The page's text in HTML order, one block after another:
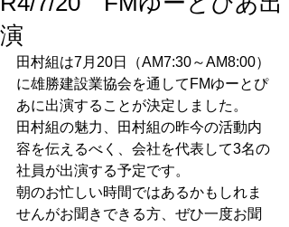
演
田村組は7月20日（AM7:30～AM8:00）
に雄勝建設業協会を通してFMゆーとぴ
あに出演することが決定しました。
田村組の魅力、田村組の昨今の活動内
容を伝えるべく、会社を代表して3名の
社員が出演する予定です。
朝のお忙しい時間ではあるかもしれま
せんがお聞きできる方、ぜひ一度お聞